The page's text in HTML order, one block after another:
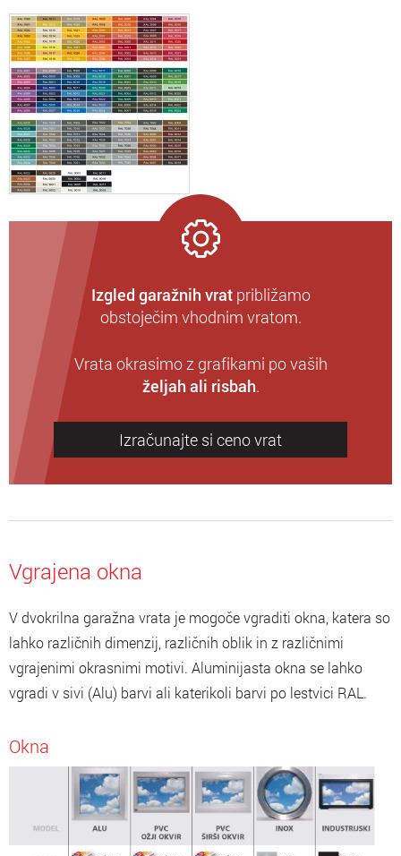
Izgled garažnih vratpribližamo
obstoječim vhodnim vratom.
Vrata okrasimo z grafikami po vaših
željah ali risbah.
Izračunajte si ceno vrat
Vgrajena okna
V dvokrilna garažna vrata je mogoče vgraditi okna, katera so
lahko različnih dimenzij, različnih oblik in z različnimi
vgrajenimi okrasnimi motivi. Aluminijasta okna se lahko
vgradi v sivi (Alu) barvi ali katerikoli barvi po lestvici RAL.
Okna